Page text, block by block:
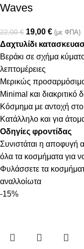
Waves
22,00€ 19,00 € (με ΦΠΑ)
Δαχτυλίδι
Βεράκι σε σχήμα
λεπτομέρειες
Μερικώς
Minimal και διακριτικό
Κόσμημα με αντοχή στο
Κατάλληλο και για
Οδηγίες φροντίδας
Συνιστάται η αποφυγή
όλα τα κοσμήματα για
Φυλάσσετε τα
αναλλοίωτα
-15%